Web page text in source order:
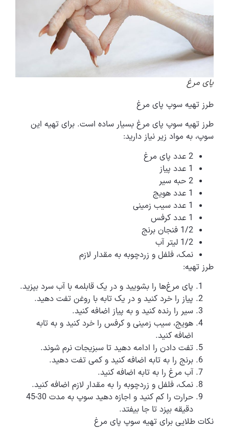
پای مرغ
طرز تهیه سوپ پای مرغ
طرز تهیه سوپ پای مرغ بسیار ساده است. برای تهیه این
سوپ، به مواد زیر نیاز دارید:
2 عدد پای مرغ
1 عدد پیاز
2 حبه سیر
1 عدد هویج
1 عدد سیب زمینی
1 عدد کرفس
1/2 فنجان برنج
1/2 لیتر آب
نمک، فلفل و زردچوبه به مقدار لازم
طرز تهیه:
پای مرغ‌ها را بشویید و در یک قابلمه با آب سرد بپزید.
پیاز را خرد کنید و در یک تابه با روغن تفت دهید.
سیر را رنده کنید و به پیاز اضافه کنید.
هویج، سیب زمینی و کرفس را خرد کنید و به تابه
اضافه کنید.
تفت دادن را ادامه دهید تا سبزیجات نرم شوند.
برنج را به تابه اضافه کنید و کمی تفت دهید.
آب مرغ را به تابه اضافه کنید.
نمک، فلفل و زردچوبه را به مقدار لازم اضافه کنید.
حرارت را کم کنید و اجازه دهید سوپ به مدت 30-45
دقیقه بپزد تا جا بیفتد.
نکات طلایی برای تهیه سوپ پای مرغ